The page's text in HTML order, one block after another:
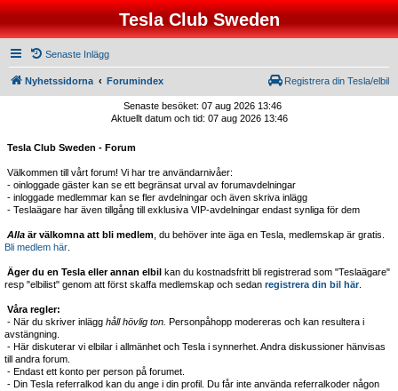
Tesla Club Sweden
Senaste Inlägg
Nyhetssidorna Forumindex Registrera din Tesla/elbil
Senaste besöket: 07 aug 2026 13:46
Aktuellt datum och tid: 07 aug 2026 13:46
Tesla Club Sweden - Forum
Välkommen till vårt forum! Vi har tre användarnivåer:
- oinloggade gäster kan se ett begränsat urval av forumavdelningar
- inloggade medlemmar kan se fler avdelningar och även skriva inlägg
- Teslaägare har även tillgång till exklusiva VIP-avdelningar endast synliga för dem
Alla är välkomna att bli medlem , du behöver inte äga en Tesla, medlemskap är gratis.
Bli medlem här
Äger du en Tesla eller annan elbil kan du kostnadsfritt bli registrerad som "Teslaägare"
resp "elbilist" genom att först skaffa medlemskap och sedan registrera din bil här.
Våra regler:
- När du skriver inlägg håll hövlig ton. Personpåhopp modereras och kan resultera i
avstängning.
- Här diskuterar vi elbilar i allmänhet och Tesla i synnerhet. Andra diskussioner hänvisas
till andra forum.
- Endast ett konto per person på forumet.
- Din Tesla referralkod kan du ange i din profil. Du får inte använda referralkoder någon